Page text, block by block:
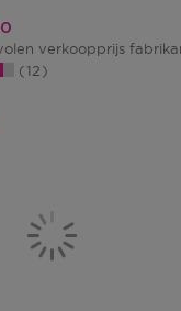
verkoopprijs
12